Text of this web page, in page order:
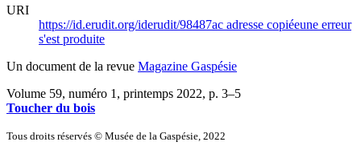
URI
https://id.erudit.org/iderudit/98487ac adresse copiéeune erreur
s'est produite
Un document de la revue Magazine Gaspésie
Volume 59, numéro 1, printemps 2022, p. 3–5
Toucher du bois
Tous droits réservés © Musée de la Gaspésie, 2022